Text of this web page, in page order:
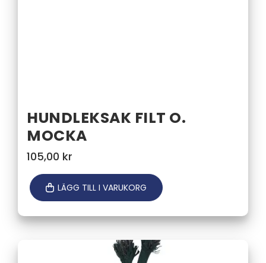
HUNDLEKSAK FILT O.
MOCKA
105,00 kr
LÄGG TILL I VARUKORG